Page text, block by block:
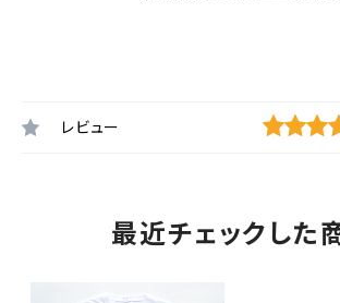
レビュー
最近チェックした